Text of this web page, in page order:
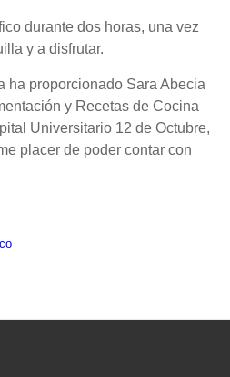
durante dos horas, una vez
y a disfrutar.
ha proporcionado Sara Abecia
y Recetas de Cocina
Universitario 12 de Octubre,
placer de poder contar con